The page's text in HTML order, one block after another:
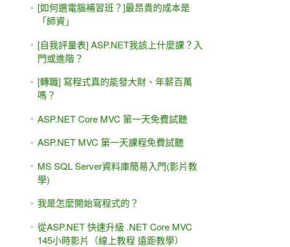
[如何選電腦補習班？]最昂貴的成本是
「師資」
[自我評量表] ASP.NET我該上什麼課？入
門或進階？
[轉職] 寫程式真的能發大財、年薪百萬
嗎？
ASP.NET Core MVC 第一天免費試聽
ASP.NET MVC 第一天課程免費試聽
MS SQL Server資料庫簡易入門(影片教
學)
我是怎麼開始寫程式的？
從ASP.NET 快速升級 .NET Core MVC
145小時影片（線上教程 遠距教學）